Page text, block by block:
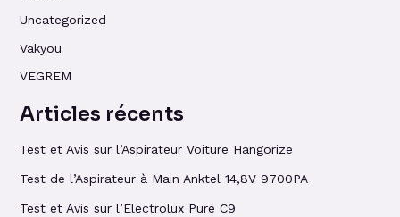
Uncategorized
Vakyou
VEGREM
Articles récents
Test et Avis sur l’Aspirateur Voiture Hangorize
Test de l’Aspirateur à Main Anktel 14,8V 9700PA
Test et Avis sur l’Electrolux Pure C9